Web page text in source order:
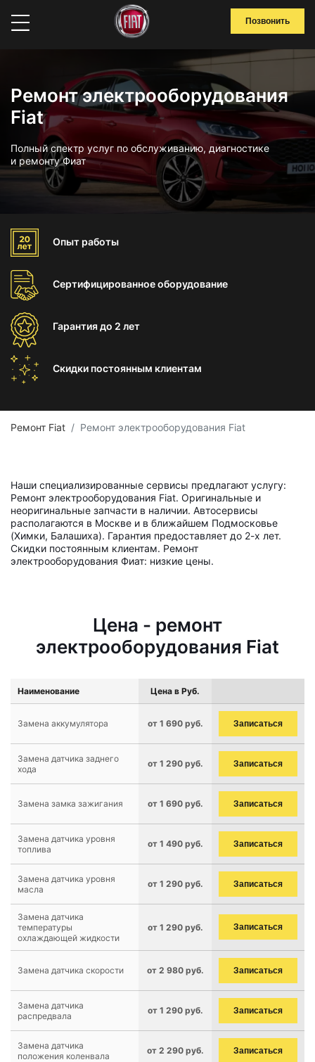
Позвонить
Ремонт электрооборудования
Fiat
Полный спектр услуг по обслуживанию, диагностике
и ремонту Фиат
Опыт работы
Сертифицированноеоборудование
Гарантиядо 2 лет
Скидки постоянным клиентам
Ремонт Fiat Ремонт электрооборудования Fiat
Наши специализированные сервисы предлагают услугу:
Ремонт электрооборудования Fiat. Оригинальные и
неоригинальные запчасти в наличии. Автосервисы
располагаются в Москве и в ближайшем Подмосковье
(Химки, Балашиха). Гарантия предоставляет до 2-х лет.
Скидки постоянным клиентам. Ремонт
электрооборудования Фиат: низкие цены.
Цена - ремонт
электрооборудования Fiat
Наименование Цена в Руб.
Замена аккумулятора от 1 690 руб. Записаться
Замена датчика заднего
хода
от 1 290 руб. Записаться
Замена замка зажигания от 1 690 руб. Записаться
Замена датчика уровня
топлива
от 1 490 руб. Записаться
Замена датчика уровня
масла
от 1 290 руб. Записаться
Замена датчика
температуры
охлаждающей жидкости
от 1 290 руб. Записаться
Замена датчика скорости от 2 980 руб. Записаться
Замена датчика
распредвала
от 1 290 руб. Записаться
Замена датчика
положения коленвала
от 2 290 руб. Записаться